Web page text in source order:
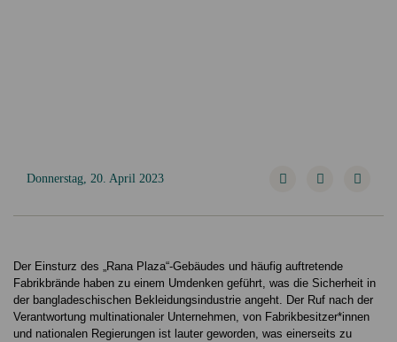
Donnerstag, 20. April 2023
Der Einsturz des „Rana Plaza“-Gebäudes und häufig auftretende
Fabrikbrände haben zu einem Umdenken geführt, was die Sicherheit in
der bangladeschischen Bekleidungsindustrie angeht. Der Ruf nach der
Verantwortung multinationaler Unternehmen, von Fabrikbesitzer*innen
und nationalen Regierungen ist lauter geworden, was einerseits zu